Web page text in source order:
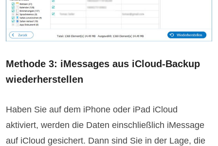
Methode 3: iMessages aus iCloud-Backup
wiederherstellen
Haben Sie auf dem iPhone oder iPad iCloud
aktiviert, werden die Daten einschließlich iMessage
auf iCloud gesichert. Dann sind Sie in der Lage, die